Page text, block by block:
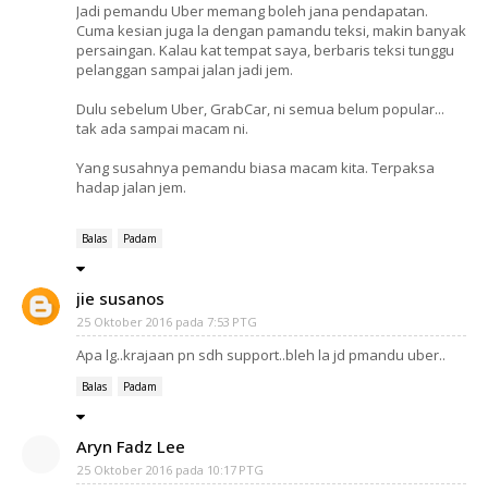
Jadi pemandu Uber memang boleh jana pendapatan.
Cuma kesian juga la dengan pamandu teksi, makin banyak
persaingan. Kalau kat tempat saya, berbaris teksi tunggu
pelanggan sampai jalan jadi jem.
Dulu sebelum Uber, GrabCar, ni semua belum popular...
tak ada sampai macam ni.
Yang susahnya pemandu biasa macam kita. Terpaksa
hadap jalan jem.
Balas Padam
jie susanos
25 Oktober 2016 pada 7:53 PTG
Apa lg..krajaan pn sdh support..bleh la jd pmandu uber..
Balas Padam
Aryn Fadz Lee
25 Oktober 2016 pada 10:17 PTG